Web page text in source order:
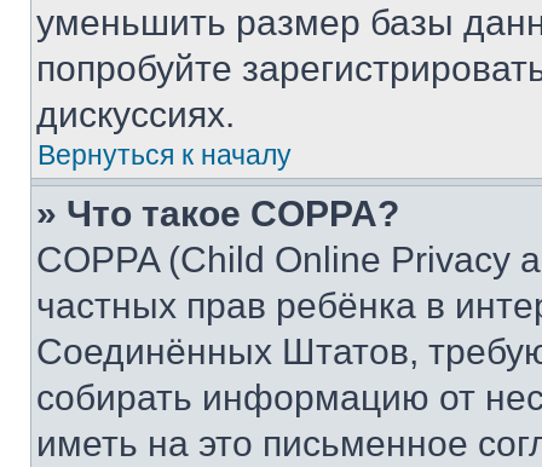
уменьшить размер базы
попробуйте
дискуссиях.
Вернуться к началу
» Что такое COPPA?
COPPA (Child Online Privacy
частных прав ребёнка в
Соединённых Штатов,
собирать информацию от
иметь на это письменное